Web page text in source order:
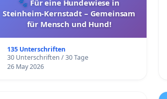
🐾 Für eine Hundewiese in
Steinheim-Kernstadt – Gemeinsam
für Mensch und Hund!
135 Unterschriften
30 Unterschriften / 30 Tage
26 May 2026